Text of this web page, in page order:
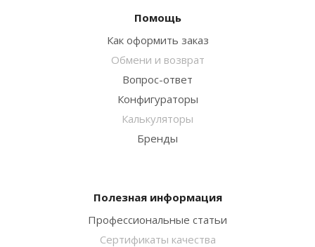
Помощь
Как оформить заказ
Обмени и возврат
Вопрос-ответ
Конфигураторы
Калькуляторы
Бренды
Полезная информация
Профессиональные статьи
Сертификаты качества